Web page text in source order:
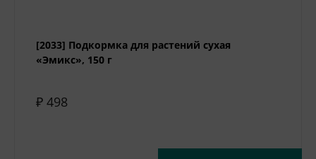
[2033] Подкормка для растений сухая
«Эмикс», 150 г
₽ 498